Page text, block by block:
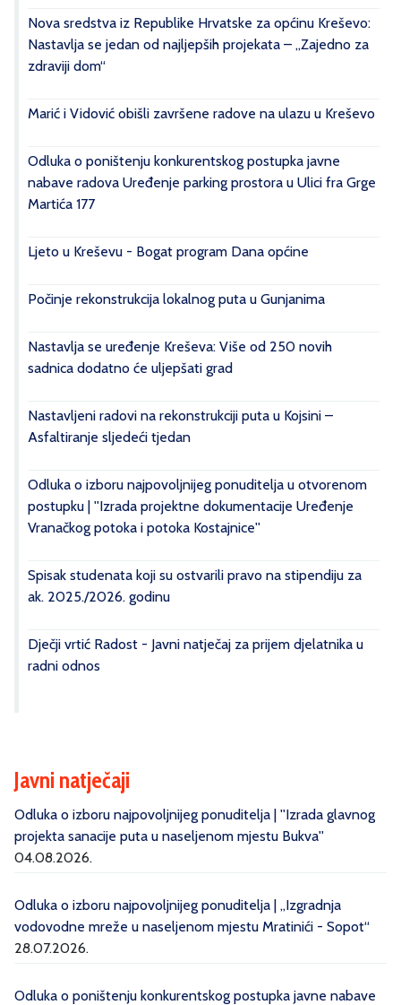
Nova sredstva iz Republike Hrvatske za općinu Kreševo:
Nastavlja se jedan od najljepših projekata – „Zajedno za
zdraviji dom“
Marić i Vidović obišli završene radove na ulazu u Kreševo
Odluka o poništenju konkurentskog postupka javne
nabave radova Uređenje parking prostora u Ulici fra Grge
Martića 177
Ljeto u Kreševu - Bogat program Dana općine
Počinje rekonstrukcija lokalnog puta u Gunjanima
Nastavlja se uređenje Kreševa: Više od 250 novih
sadnica dodatno će uljepšati grad
Nastavljeni radovi na rekonstrukciji puta u Kojsini –
Asfaltiranje sljedeći tjedan
Odluka o izboru najpovoljnijeg ponuditelja u otvorenom
postupku | ''Izrada projektne dokumentacije Uređenje
Vranačkog potoka i potoka Kostajnice''
Spisak studenata koji su ostvarili pravo na stipendiju za
ak. 2025./2026. godinu
Dječji vrtić Radost - Javni natječaj za prijem djelatnika u
radni odnos
Javni natječaji
Odluka o izboru najpovoljnijeg ponuditelja | ''Izrada glavnog
projekta sanacije puta u naseljenom mjestu Bukva''
04.08.2026.
Odluka o izboru najpovoljnijeg ponuditelja | „Izgradnja
vodovodne mreže u naseljenom mjestu Mratinići - Sopot“
28.07.2026.
Odluka o poništenju konkurentskog postupka javne nabave